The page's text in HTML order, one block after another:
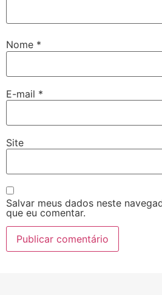
Nome *
E-mail *
Site
Salvar meus dados neste
que eu comentar.